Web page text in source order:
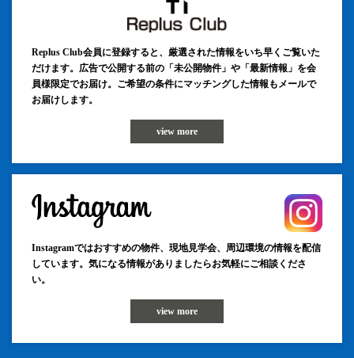
Replus Club会員に登録すると、厳選された情報をいち早くご覧いた
だけます。広告で公開する前の「未公開物件」や「最新情報」を会
員様限定でお届け。ご希望の条件にマッチングした情報もメールで
お届けします。
view more
Instagramではおすすめの物件、現地見学会、周辺環境の情報を配信
しています。気になる情報がありましたらお気軽にご相談くださ
い。
view more